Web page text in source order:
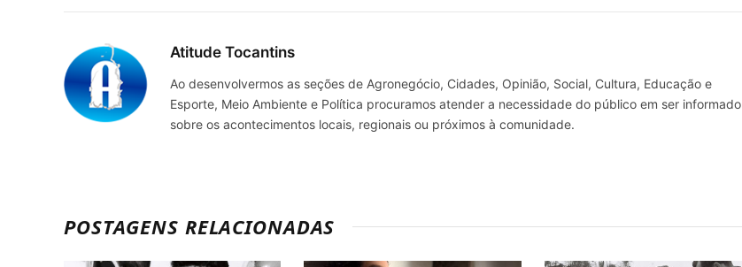
Atitude Tocantins
Ao desenvolvermos as seções de Agronegócio, Cidades, Opinião, Social, Cultura, Educação e
Esporte, Meio Ambiente e Política procuramos atender a necessidade do público em ser informado
sobre os acontecimentos locais, regionais ou próximos à comunidade.
POSTAGENS RELACIONADAS